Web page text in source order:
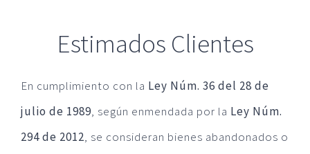
Estimados Clientes
En cumplimiento con la Ley Núm. 36 del 28 de
julio de 1989, según enmendada por la Ley Núm.
294 de 2012, se consideran bienes abandonados o